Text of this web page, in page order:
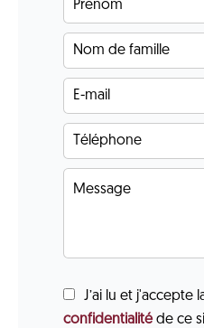
J’ai lu et j'accepte
confidentialitéde ce